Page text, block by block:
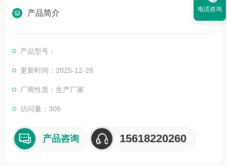
产品简介
产品型号：
更新时间：2025-12-28
厂商性质：生产厂家
访问量：308
产品咨询 15618220260
电话咨询